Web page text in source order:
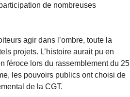
de nombreuses
agir dans l’ombre, toute la
projets. L’histoire aurait pu en
féroce lors du rassemblement du 25
les pouvoirs publics ont choisi de
de la CGT.